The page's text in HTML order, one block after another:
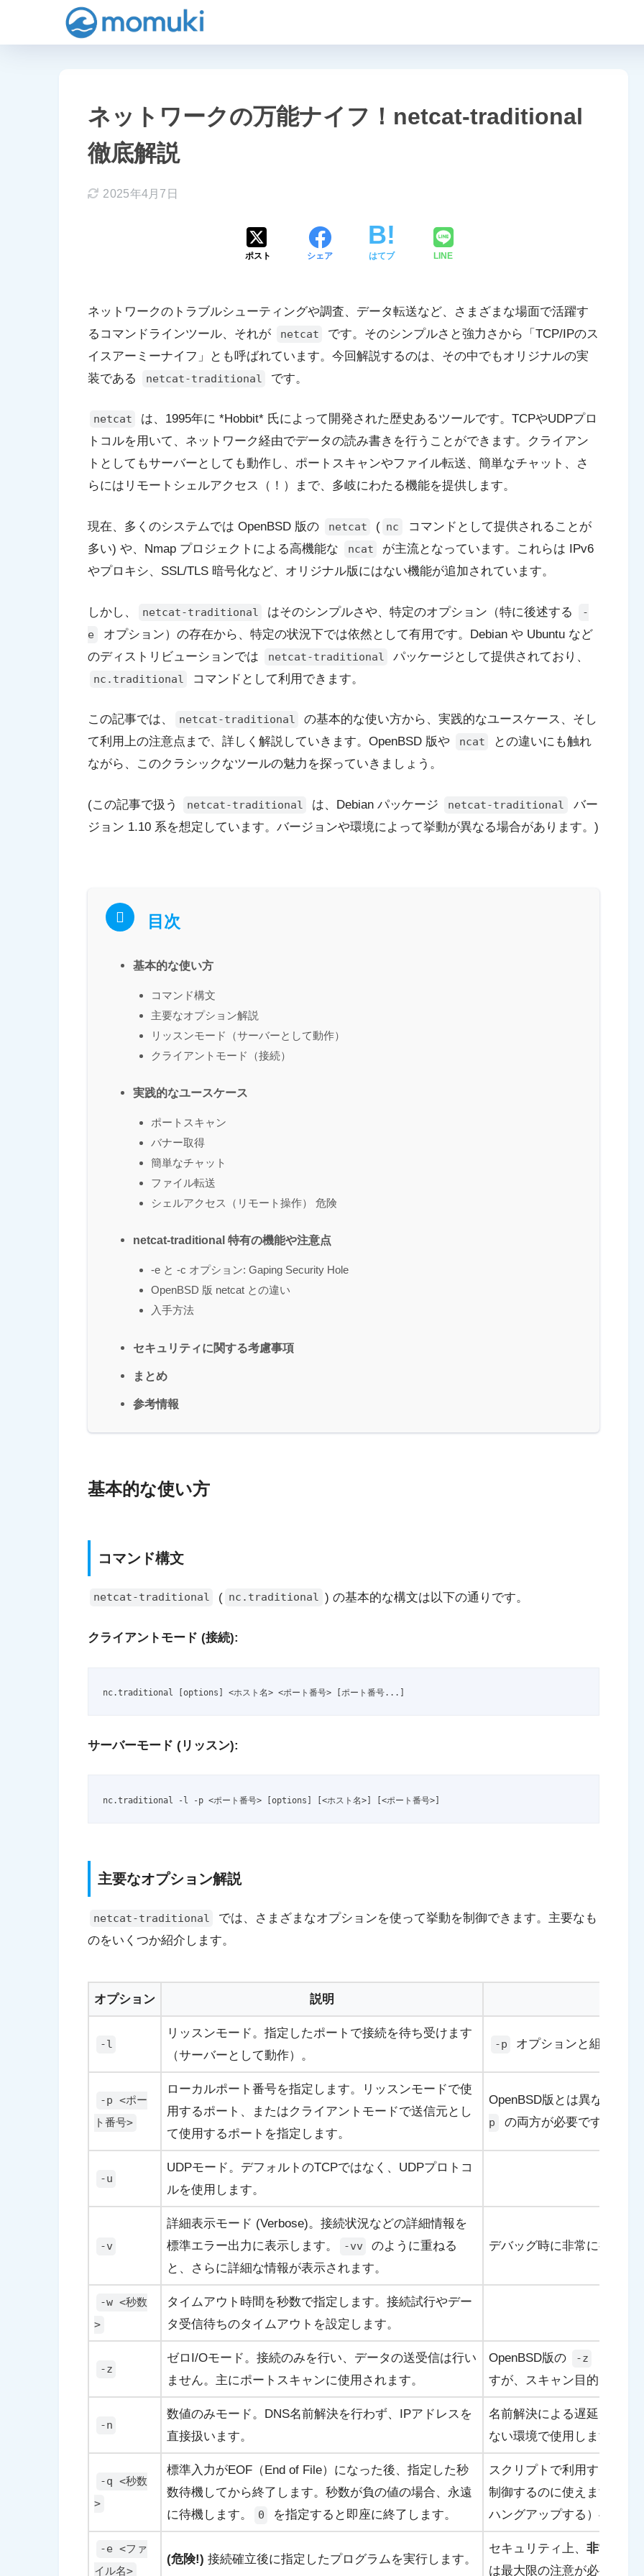
ネットワークの万能ナイフ！netcat-traditional
徹底解説
2025年4月7日
ポスト シェア はてブ LINE
ネットワークのトラブルシューティングや調査、データ転送など、さまざまな場面で活躍す
るコマンドラインツール、それが
netcat
です。そのシンプルさと強力さから「TCP/IPのス
イスアーミーナイフ」とも呼ばれています。今回解説するのは、その中でもオリジナルの実
装である
netcat-traditional です。
netcat
は、1995年に *Hobbit* 氏によって開発された歴史あるツールです。TCPやUDPプロ
トコルを用いて、ネットワーク経由でデータの読み書きを行うことができます。クライアン
トとしてもサーバーとしても動作し、ポートスキャンやファイル転送、簡単なチャット、さ
らにはリモートシェルアクセス（！）まで、多岐にわたる機能を提供します。
現在、多くのシステムでは OpenBSD 版の netcat ( nc
コマンドとして提供されることが
多い) や、Nmap プロジェクトによる高機能な
ncat
が主流となっています。これらは IPv6
やプロキシ、SSL/TLS 暗号化など、オリジナル版にはない機能が追加されています。
しかし、 netcat-traditional はそのシンプルさや、特定のオプション（特に後述する
-
e
オプション）の存在から、特定の状況下では依然として有用です。Debian や Ubuntu など
のディストリビューションでは
netcat-traditional パッケージとして提供されており、
nc.traditional コマンドとして利用できます。
この記事では、 netcat-traditional
の基本的な使い方から、実践的なユースケース、そし
て利用上の注意点まで、詳しく解説していきます。OpenBSD 版や
ncat
との違いにも触れ
ながら、このクラシックなツールの魅力を探っていきましょう。
(この記事で扱う netcat-traditional は、Debian パッケージ netcat-traditional
バー
ジョン 1.10 系を想定しています。バージョンや環境によって挙動が異なる場合があります。)
目次
基本的な使い方
コマンド構文
主要なオプション解説
リッスンモード（サーバーとして動作）
クライアントモード（接続）
実践的なユースケース
ポートスキャン
バナー取得
簡単なチャット
ファイル転送
シェルアクセス（リモート操作） 危険
netcat-traditional 特有の機能や注意点
-e と -c オプション: Gaping Security Hole
OpenBSD 版 netcat との違い
入手方法
セキュリティに関する考慮事項
まとめ
参考情報
基本的な使い方
コマンド構文
netcat-traditional ( nc.traditional ) の基本的な構文は以下の通りです。
クライアントモード (接続):
nc.traditional [options] <ホスト名> <ポート番号> [ポート番号...]
サーバーモード (リッスン):
nc.traditional -l -p <ポート番号> [options] [<ホスト名>] [<ポート番号>]
主要なオプション解説
netcat-traditional
では、さまざまなオプションを使って挙動を制御できます。主要なも
のをいくつか紹介します。
オプション 説明
-l
リッスンモード。指定したポートで接続を待ち受けます
（サーバーとして動作）。
-p オプションと組み合わ
-p <ポー
ト番号>
ローカルポート番号を指定します。リッスンモードで使
用するポート、またはクライアントモードで送信元とし
て使用するポートを指定します。
OpenBSD版とは異なり、
p の両方が必要です。
-u
UDPモード。デフォルトのTCPではなく、UDPプロトコ
ルを使用します。
-v
詳細表示モード (Verbose)。接続状況などの詳細情報を
標準エラー出力に表示します。
-vv
のように重ねる
と、さらに詳細な情報が表示されます。
デバッグ時に非常に役立ち
-w <秒数
>
タイムアウト時間を秒数で指定します。接続試行やデー
タ受信待ちのタイムアウトを設定します。
-z
ゼロI/Oモード。接続のみを行い、データの送受信は行い
ません。主にポートスキャンに使用されます。
OpenBSD版の -z
すが、スキャン目的では同
-n
数値のみモード。DNS名前解決を行わず、IPアドレスを
直接扱います。
名前解決による遅延を防ぎ
ない環境で使用します。
-q <秒数
>
標準入力がEOF（End of File）になった後、指定した秒
数待機してから終了します。秒数が負の値の場合、永遠
に待機します。
0 を指定すると即座に終了します。
スクリプトで利用する際や
制御するのに使えます。
ハングアップする）への対
-e <ファ
イル名>
(危険!) 接続確立後に指定したプログラムを実行します。
セキュリティ上、 非常に危
は最大限の注意が必要です